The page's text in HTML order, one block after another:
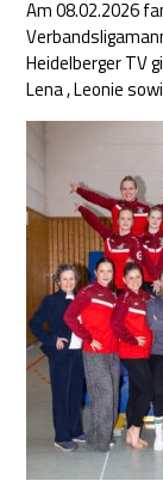
Am 08.02.2026
Heidelberger TV
Lena , Leonie